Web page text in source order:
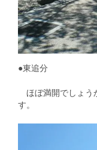
●東追分
ほぼ満開でしょう
す。